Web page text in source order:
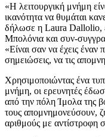
«Η λειτουργική μνήμη
ικανότητα να θυμάται
δήλωσε η Laura Dallolio,
Μπολόνια και συν-
«Είναι σαν να έχεις έναν
σημειώσεις, να τις
Χρησιμοποιώντας ένα
μνήμη, οι ερευνητές
από την πόλη Ίμολα της
τους απομνημονεύσουν,
αριθμούς με αντίστροφη